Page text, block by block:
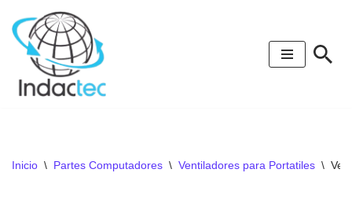
Saltar
contenido
Inicio \ Partes Computadores \ Ventiladores para Portatiles \